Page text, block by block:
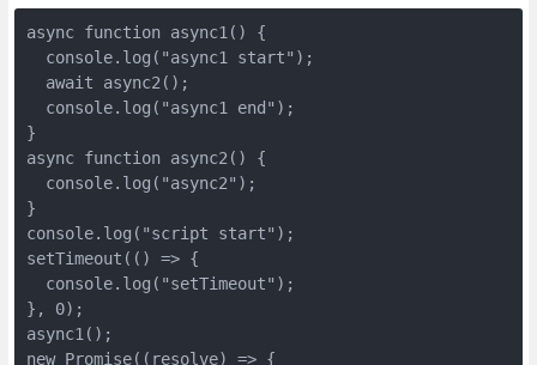
async function async1() {
  console.log("async1 start");
  await async2();
  console.log("async1 end");
}
async function async2() {
  console.log("async2");
}
console.log("script start");
setTimeout(() => {
  console.log("setTimeout");
}, 0);
async1();
new Promise((resolve) => {